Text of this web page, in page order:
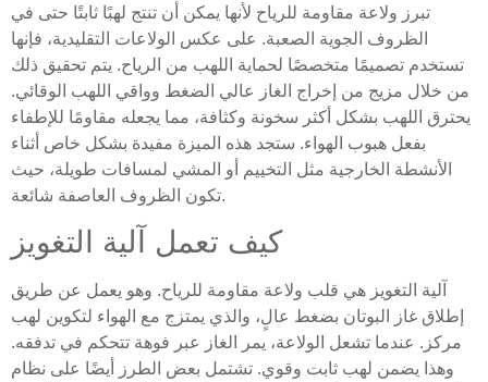
تبرز ولاعة مقاومة للرياح لأنها يمكن أن تنتج لهبًا ثابتًا حتى في
الظروف الجوية الصعبة. على عكس الولاعات التقليدية، فإنها
تستخدم تصميمًا متخصصًا لحماية اللهب من الرياح. يتم تحقيق ذلك
من خلال مزيج من إخراج الغاز عالي الضغط وواقي اللهب الوقائي.
يحترق اللهب بشكل أكثر سخونة وكثافة، مما يجعله مقاومًا للإطفاء
بفعل هبوب الهواء. ستجد هذه الميزة مفيدة بشكل خاص أثناء
الأنشطة الخارجية مثل التخييم أو المشي لمسافات طويلة، حيث
تكون الظروف العاصفة شائعة.
كيف تعمل آلية التغويز
آلية التغويز هي قلب ولاعة مقاومة للرياح. وهو يعمل عن طريق
إطلاق غاز البوتان بضغط عالٍ، والذي يمتزج مع الهواء لتكوين لهب
مركز. عندما تشعل الولاعة، يمر الغاز عبر فوهة تتحكم في تدفقه.
وهذا يضمن لهب ثابت وقوي. تشتمل بعض الطرز أيضًا على نظام